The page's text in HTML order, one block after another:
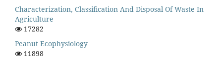
Characterization, Classification And Disposal Of Waste In
Agriculture
17282
Peanut Ecophysiology
11898